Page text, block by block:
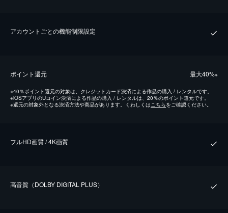
アカウントごとの機能制限設定
ポイント還元 最⼤40%※
※40％ポイント還元の対象は、クレジットカード決済による作品の購入 / レンタルです。
※iOSアプリのUコイン決済による作品の購入 / レンタルは、20％のポイント還元です。
※還元の対象外となる決済方法や商品があります。くわしくはこちらをご確認ください。
フルHD画質 / 4K画質
⾼⾳質（DOLBY DIGITAL PLUS）